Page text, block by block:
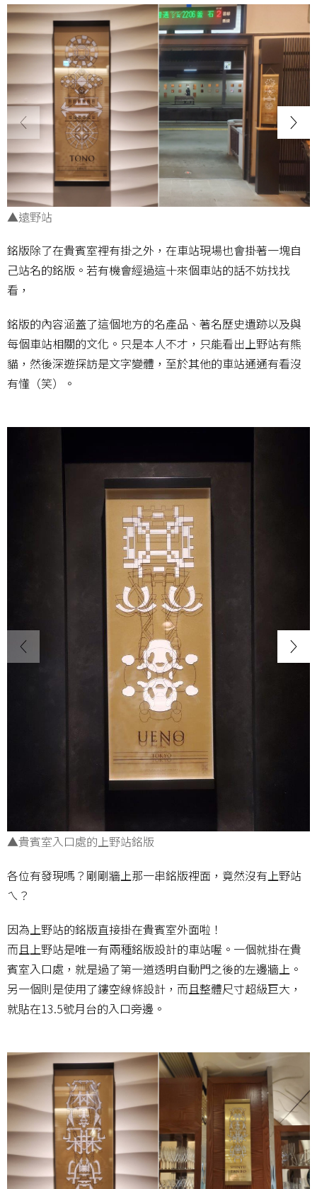
▲遠野站
銘版除了在貴賓室裡有掛之外，在車站現場也會掛著一塊自
己站名的銘版。若有機會經過這十來個車站的話不妨找找
看，
銘版的內容涵蓋了這個地方的名產品、著名歷史遺跡以及與
每個車站相關的文化。只是本人不才，只能看出上野站有熊
貓，然後深遊探訪是文字變體，至於其他的車站通通有看沒
有懂（笑）。
▲貴賓室入口處的上野站銘版
各位有發現嗎？剛剛牆上那一串銘版裡面，竟然沒有上野站
ㄟ？
因為上野站的銘版直接掛在貴賓室外面啦！
而且上野站是唯一有兩種銘版設計的車站喔。一個就掛在貴
賓室入口處，就是過了第一道透明自動門之後的左邊牆上。
另一個則是使用了鏤空線條設計，而且整體尺寸超級巨大，
就貼在13.5號月台的入口旁邊。